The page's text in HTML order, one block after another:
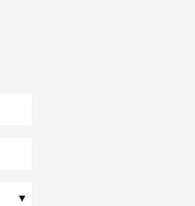
▾